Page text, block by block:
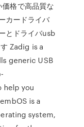
格で高品質な
カードライバ
とドライバusb
Zadig is a
generic USB
help you
is a
system,